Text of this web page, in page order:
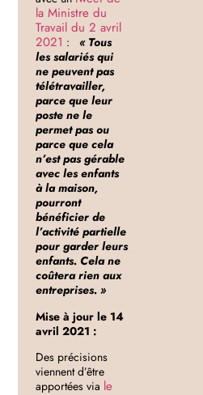
la Ministre du
Travail du 2 avril
2021 :
« Tous
les salariés qui
ne peuvent pas
télétravailler,
parce que leur
poste ne le
permet pas ou
parce que cela
n’est pas gérable
avec les enfants
à la maison,
pourront
bénéficier de
l’activité partielle
pour garder leurs
enfants. Cela ne
coûtera rien aux
entreprises. »
Mise à jour le 14
avril 2021 :
Des précisions
viennent d’être
apportées via le